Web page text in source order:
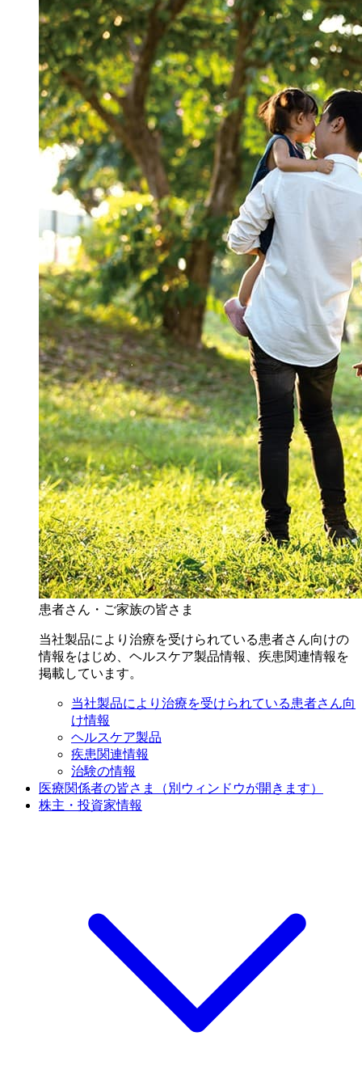
患者さん・ご家族の皆さま
当社製品により治療を受けられている患者さん向けの
情報をはじめ、ヘルスケア製品情報、疾患関連情報を
掲載しています。
当社製品により治療を受けられている患者さん向
け情報
ヘルスケア製品
疾患関連情報
治験の情報
医療関係者の皆さま
（別ウィンドウが開きます）
株主・投資家情報